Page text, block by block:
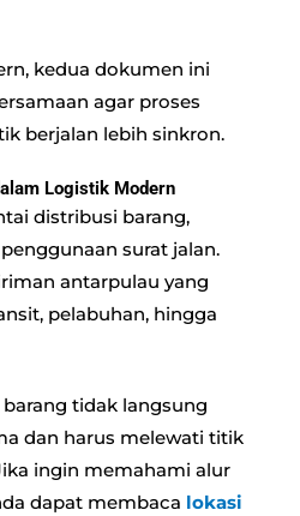
kedua dokumen ini
agar proses
berjalan lebih sinkron.
Logistik Modern
distribusi barang,
surat jalan.
antarpulau yang
pelabuhan, hingga
tidak langsung
dan harus melewati titik
ingin memahami alur
dapat membaca lokasi